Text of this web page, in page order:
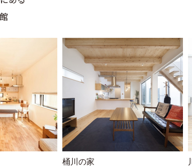
桶川の家